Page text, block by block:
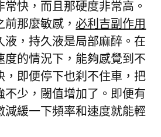
快，而且那硬度非常高。
前那麼敏感，必利吉副作用
液，持久液是局部麻醉。在
度的情況下，能夠感覺到不
，即便停下也刹不住車，把
不少，閾值增加了。即便有
減緩一下頻率和速度就能輕